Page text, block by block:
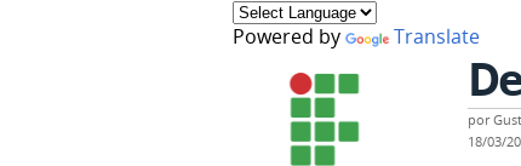
Powered by Translate
por
18/03/